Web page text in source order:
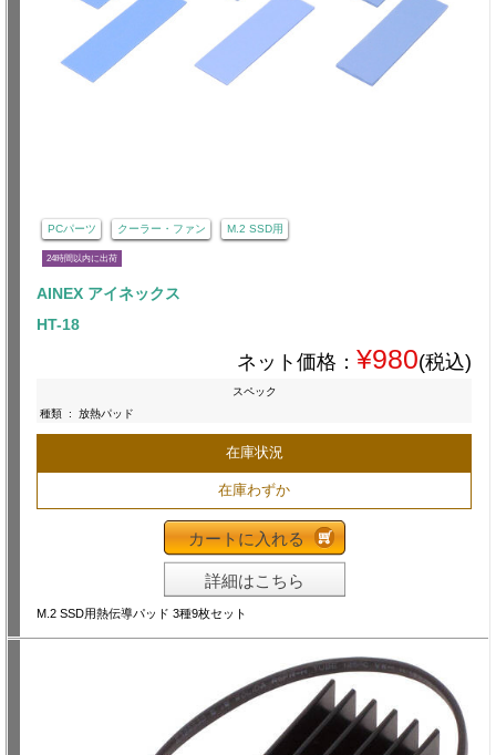
PCパーツ クーラー・ファン M.2 SSD用
24時間以内に出荷
AINEX アイネックス
HT-18
ネット価格： ¥980(税込)
スペック
種類 : 放熱パッド
在庫状況
在庫わずか
カートに入れる
詳細はこちら
M.2 SSD用熱伝導パッド 3種9枚セット